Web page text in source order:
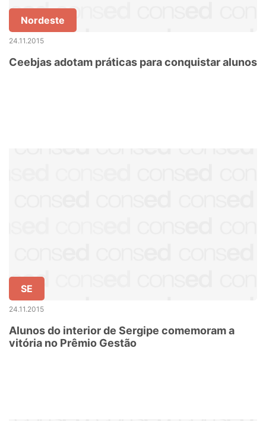
Nordeste
24.11.2015
Ceebjas adotam práticas para conquistar alunos
SE
24.11.2015
Alunos do interior de Sergipe comemoram a
vitória no Prêmio Gestão